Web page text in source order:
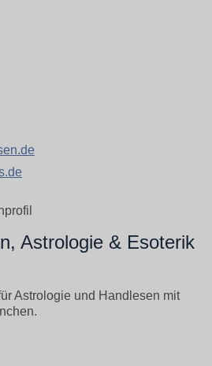
Astrologie & Esoterik
Astrologie und Handlesen mit